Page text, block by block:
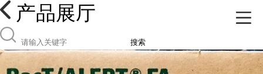
产品展厅
搜索